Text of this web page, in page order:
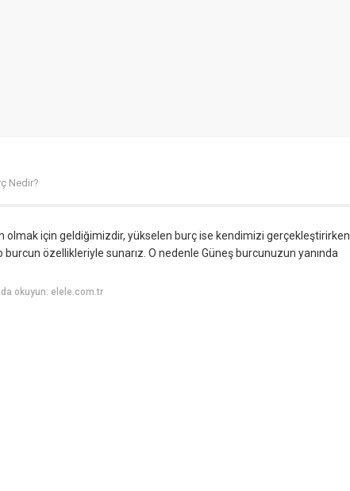
Nedir?
olmak için geldiğimizdir, yükselen burç ise kendimizi gerçekleştirirken
özellikleriyle sunarız. O nedenle Güneş burcunuzun yanında
okuyun: elele.com.tr